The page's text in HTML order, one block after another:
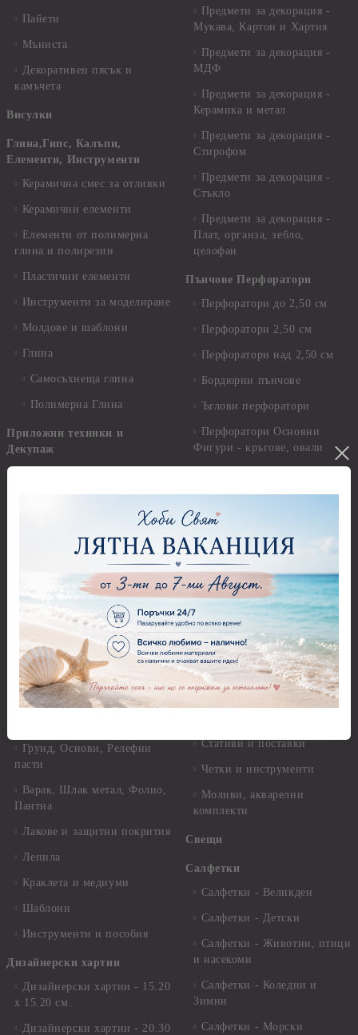
Пайети
Мъниста
Декоративен пясък и
камъчета
Висулки
Глина,Гипс, Калъпи,
Елементи, Инструменти
Керамична смес за отливки
Керамични елементи
Елементи от полимерна
глина и полирезин
Пластични елементи
Инструменти за моделиране
Молдове и шаблони
Глина
Самосъхнеща глина
Полимерна Глина
Приложни техники и
Декупаж
хартия А4 - Alchemy of Art -
Оризова декупажна хартия
А4 - Itd. Collection - 25-30
Фина оризова декупажна
хартия Stamperia - 21 х
29.см. - 28гр.
Декупажна хартия - Други
Антични пасти
Грунд, Основи, Релефни
пасти
Варак, Шлак метал, Фолио,
Пантна
Лакове и защитни покрития
Лепила
Краклета и медиуми
Шаблони
Инструменти и пособия
Дизайнерски хартии
Дизайнерски хартии - 15.20
х 15.20 см.
Дизайнерски хартии - 20.30
Предмети за декорация -
Мукава, Картон и Хартия
Предмети за декорация -
МДФ
Предмети за декорация -
Керамика и метал
Предмети за декорация -
Стирофом
Предмети за декорация -
Стъкло
Предмети за декорация -
Плат, органза, зебло,
целофан
Пънчове Перфоратори
Перфоратори до 2,50 см
Перфоратори 2,50 см
Перфоратори над 2,50 см
Бордюрни пънчове
Ъглови перфоратори
Перфоратори Основни
Фигури - кръгове, овали
Перфоратори - Цветя, листа
Перфоратори - Детски
Перфоратори - Животни
Перфоратори - Коледни и
Зимни
Рисуване
Грунд и почистващи
разтвори
Стативи и поставки
Четки и инструменти
Моливи, акварелни
комплекти
Свещи
Салфетки
Салфетки - Великден
Салфетки - Детски
Салфетки - Животни, птици
и насекоми
Салфетки - Коледни и
Зимни
Салфетки - Морски